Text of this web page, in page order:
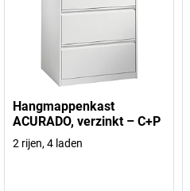
Hangmappenkast
ACURADO, verzinkt – C+P
2 rijen, 4 laden